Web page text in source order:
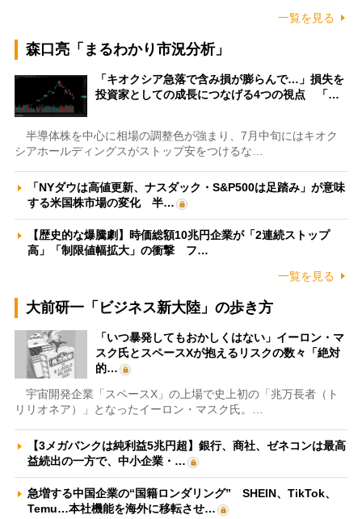
一覧を見る
森口亮「まるわかり市況分析」
「キオクシア急落で含み損が膨らんで…」損失を
投資家としての成長につなげる4つの視点 「…
半導体株を中心に相場の調整色が強まり、7月中旬にはキオク
シアホールディングスがストップ安をつけるな…
「NYダウは高値更新、ナスダック・S&P500は足踏み」が意味
する米国株市場の変化 半…
【歴史的な爆騰劇】時価総額10兆円企業が「2連続ストップ
高」「制限値幅拡大」の衝撃 フ…
一覧を見る
大前研一「ビジネス新大陸」の歩き方
「いつ暴発してもおかしくはない」イーロン・マ
スク氏とスペースXが抱えるリスクの数々「絶対
的…
宇宙開発企業「スペースX」の上場で史上初の「兆万長者（ト
リリオネア）」となったイーロン・マスク氏。…
【3メガバンクは純利益5兆円超】銀行、商社、ゼネコンは最高
益続出の一方で、中小企業・…
急増する中国企業の“国籍ロンダリング” SHEIN、TikTok、
Temu…本社機能を海外に移転させ…